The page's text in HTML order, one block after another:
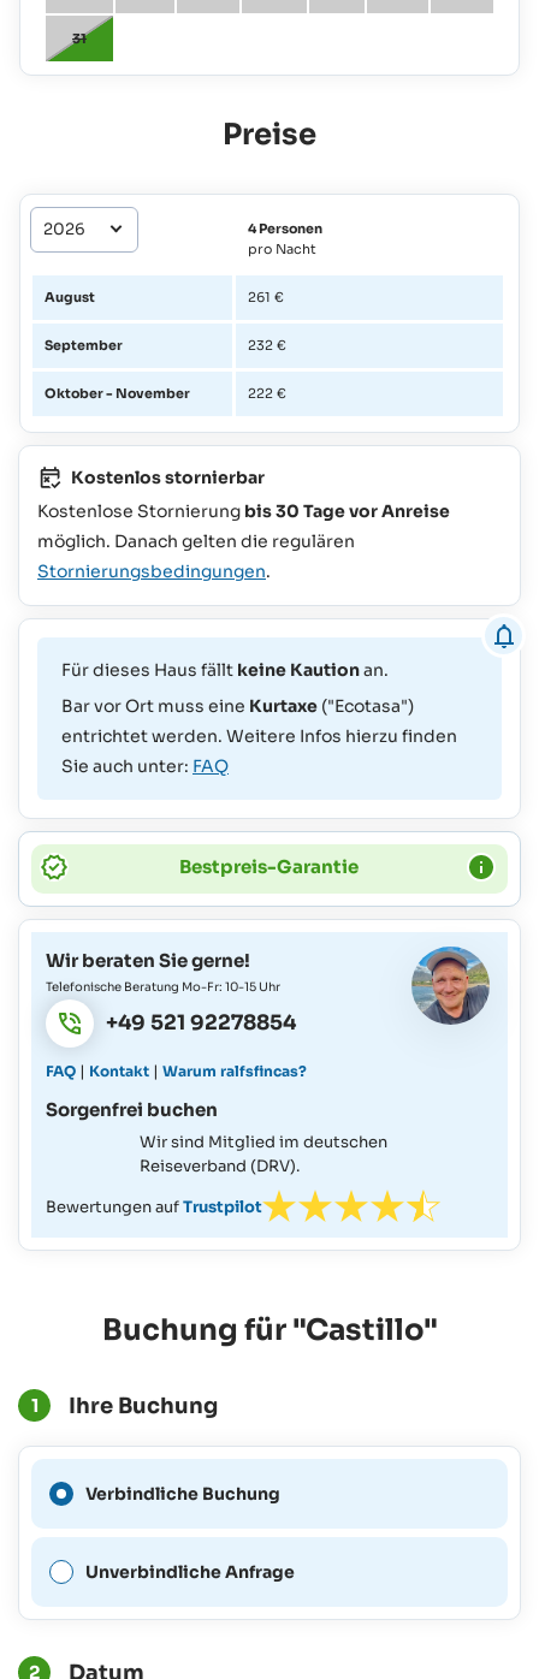
31
Preise
4 Personen
pro Nacht
August 261 €
September 232 €
Oktober - November 222 €
Kostenlos stornierbar
Kostenlose Stornierung bis 30 Tage vor Anreise
möglich. Danach gelten die regulären
Stornierungsbedingungen.
Für dieses Haus fällt keine Kautionan.
Bar vor Ort muss eine Kurtaxe ("Ecotasa")
entrichtet werden. Weitere Infos hierzu finden
Sie auch unter: FAQ
Bestpreis-Garantie
Wir beraten Sie gerne!
Telefonische Beratung Mo-Fr: 10-15 Uhr
+49 521 92278854
FAQ | Kontakt | Warum ralfsfincas?
Sorgenfrei buchen
Wir sind Mitglied im deutschen
Reiseverband (DRV).
Bewertungen aufTrustpilot
Buchung für "Castillo"
1 Ihre Buchung
Verbindliche Buchungist für diesen Zeitraum nicht
Unverbindliche Anfrage
2 Datum